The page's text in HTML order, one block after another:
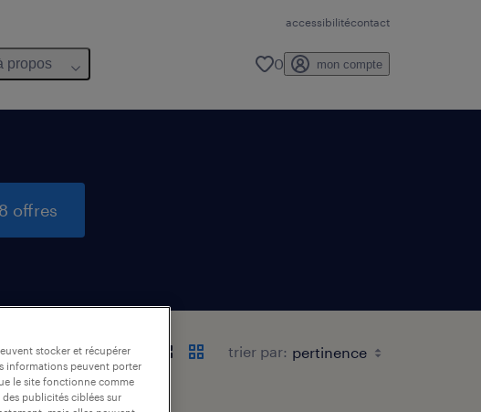
accessibilitécontact
propos 0 mon compte
offres
trier par:
stocker et récupérer
informations peuvent porter
le site fonctionne comme
publicités ciblées sur